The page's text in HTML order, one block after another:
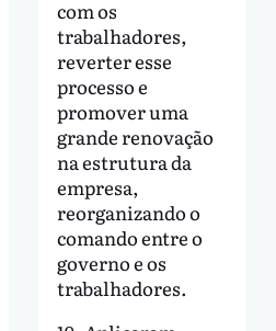
com os
trabalhadores,
reverter esse
processo e
promover uma
grande renovação
na estrutura da
empresa,
reorganizando o
comando entre o
governo e os
trabalhadores.